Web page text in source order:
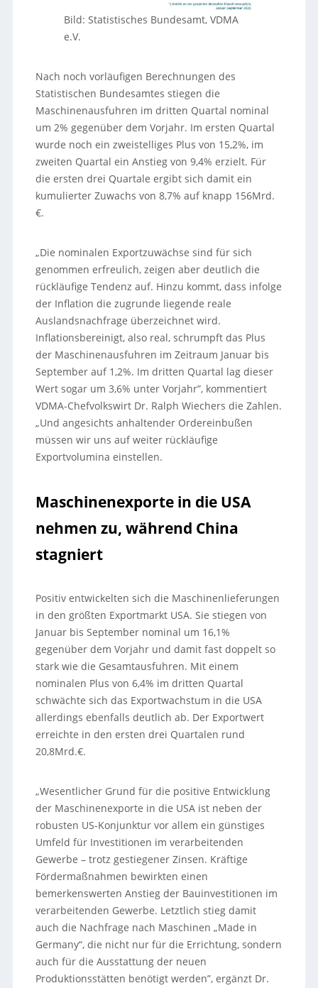
Bild: Statistisches Bundesamt, VDMA
e.V.
Nach noch vorläufigen Berechnungen des
Statistischen Bundesamtes stiegen die
Maschinenausfuhren im dritten Quartal nominal
um 2% gegenüber dem Vorjahr. Im ersten Quartal
wurde noch ein zweistelliges Plus von 15,2%, im
zweiten Quartal ein Anstieg von 9,4% erzielt. Für
die ersten drei Quartale ergibt sich damit ein
kumulierter Zuwachs von 8,7% auf knapp 156Mrd.
€.
„Die nominalen Exportzuwächse sind für sich
genommen erfreulich, zeigen aber deutlich die
rückläufige Tendenz auf. Hinzu kommt, dass infolge
der Inflation die zugrunde liegende reale
Auslandsnachfrage überzeichnet wird.
Inflationsbereinigt, also real, schrumpft das Plus
der Maschinenausfuhren im Zeitraum Januar bis
September auf 1,2%. Im dritten Quartal lag dieser
Wert sogar um 3,6% unter Vorjahr”, kommentiert
VDMA-Chefvolkswirt Dr. Ralph Wiechers die Zahlen.
„Und angesichts anhaltender Ordereinbußen
müssen wir uns auf weiter rückläufige
Exportvolumina einstellen.
Maschinenexporte in die USA
nehmen zu, während China
stagniert
Positiv entwickelten sich die Maschinenlieferungen
in den größten Exportmarkt USA. Sie stiegen von
Januar bis September nominal um 16,1%
gegenüber dem Vorjahr und damit fast doppelt so
stark wie die Gesamtausfuhren. Mit einem
nominalen Plus von 6,4% im dritten Quartal
schwächte sich das Exportwachstum in die USA
allerdings ebenfalls deutlich ab. Der Exportwert
erreichte in den ersten drei Quartalen rund
20,8Mrd.€.
„Wesentlicher Grund für die positive Entwicklung
der Maschinenexporte in die USA ist neben der
robusten US-Konjunktur vor allem ein günstiges
Umfeld für Investitionen im verarbeitenden
Gewerbe – trotz gestiegener Zinsen. Kräftige
Fördermaßnahmen bewirkten einen
bemerkenswerten Anstieg der Bauinvestitionen im
verarbeitenden Gewerbe. Letztlich stieg damit
auch die Nachfrage nach Maschinen „Made in
Germany“, die nicht nur für die Errichtung, sondern
auch für die Ausstattung der neuen
Produktionsstätten benötigt werden”, ergänzt Dr.